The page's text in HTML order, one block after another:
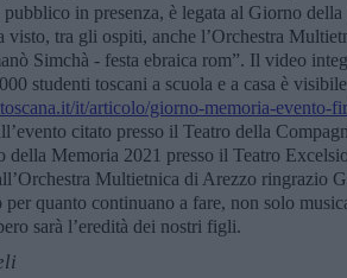
pubblico in presenza, è legata al Giorno
visto, tra gli ospiti, anche l’Orchestra
Simchà - festa ebraica rom”. Il video
studenti toscani a scuola e a casa è
it/articolo/giorno-memoria-evento-
citato presso il Teatro della
della Memoria 2021 presso il Teatro
Multietnica di Arezzo ringrazio
quanto continuano a fare, non solo
sarà l’eredità dei nostri figli.